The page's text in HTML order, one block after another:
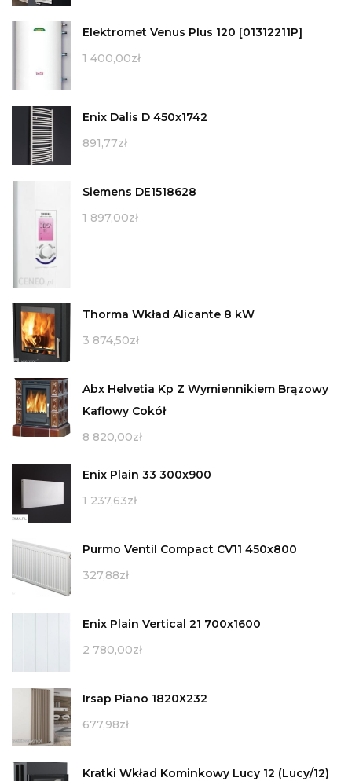
Elektromet Venus Plus 120 [01312211P]
1 400,00zł
Enix Dalis D 450x1742
891,77zł
Siemens DE1518628
1 897,00zł
Thorma Wkład Alicante 8 kW
3 874,50zł
Abx Helvetia Kp Z Wymiennikiem Brązowy
Kaflowy Cokół
8 820,00zł
Enix Plain 33 300x900
1 237,63zł
Purmo Ventil Compact CV11 450x800
327,88zł
Enix Plain Vertical 21 700x1600
2 780,00zł
Irsap Piano 1820X232
677,98zł
Kratki Wkład Kominkowy Lucy 12 (Lucy/12)